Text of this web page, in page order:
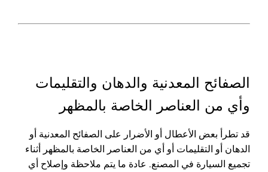
الصفائح المعدنية والدهان والتقليمات
وأي من العناصر الخاصة بالمظهر
قد تطرأ بعض الأعطال أو الأضرار على الصفائح المعدنية أو
الدهان أو التقليمات أو أي من العناصر الخاصة بالمظهر أثناء
تجميع السيارة في المصنع. عادة ما يتم ملاحظة وإصلاح أي